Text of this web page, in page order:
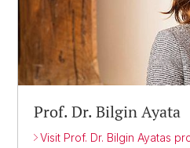
Prof. Dr. Bilgin Ayata
Visit Prof. Dr. Bilgin Ayatas